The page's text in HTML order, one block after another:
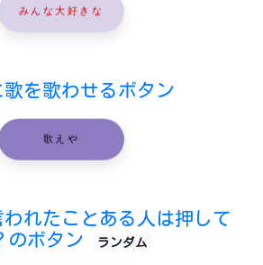
みんな大好きな
歌を歌わせるボタン
歌えや
れたことある人は押して
のボタン
ランダム